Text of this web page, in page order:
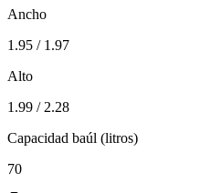
Ancho
1.95 / 1.97
Alto
1.99 / 2.28
Capacidad baúl (litros)
70